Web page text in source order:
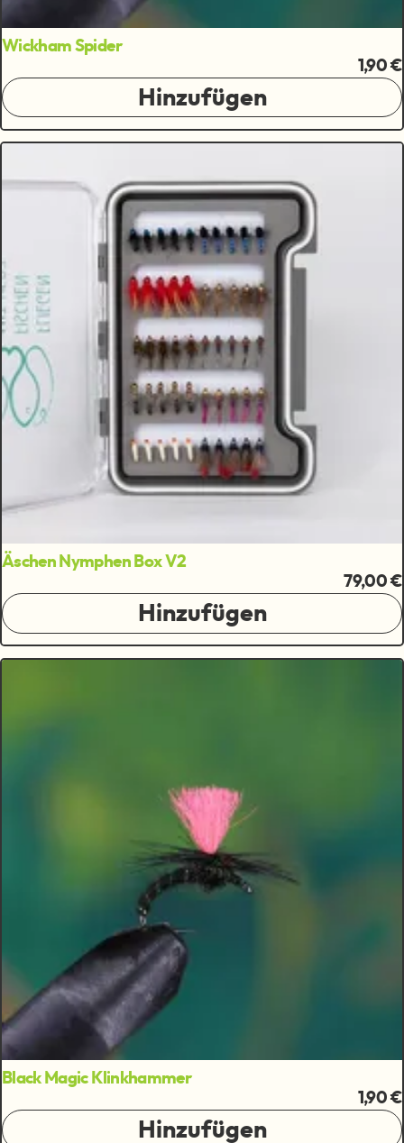
Wickham Spider
1,90 €
Hinzufügen
Äschen Nymphen Box V2
79,00 €
Hinzufügen
Black Magic Klinkhammer
1,90 €
Hinzufügen